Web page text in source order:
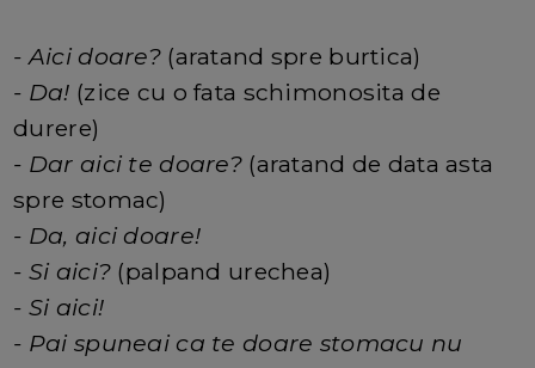
- Aici doare?(aratand spre burtica)
- Da! (zice cu o fata schimonosita de
durere)
- Dar aici te doare?(aratand de data asta
spre stomac)
- Da, aici doare!
- Si aici? (palpand urechea)
- Si aici!
- Pai spuneai ca te doare stomacu nu